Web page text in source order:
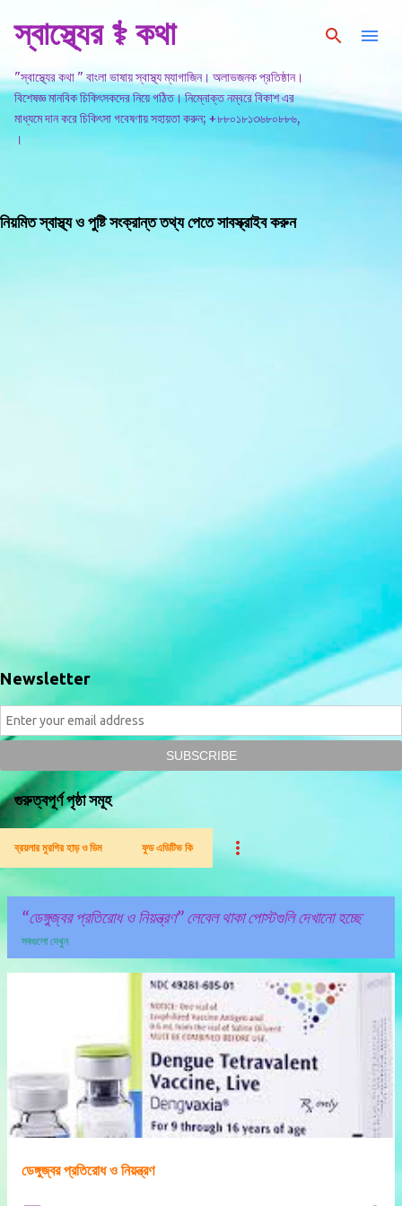
সরাসরি প্রধান সামগ্রীতে চলে যান
স্বাস্থ্যের ⚕️ কথা
"স্বাস্থ্যের কথা " বাংলা ভাষায় স্বাস্থ্য ম্যাগাজিন। অলাভজনক প্রতিষ্ঠান।
বিশেষজ্ঞ মানবিক চিকিৎসকদের নিয়ে গঠিত। নিম্নোক্ত নম্বরে বিকাশ এর
মাধ্যমে দান করে চিকিৎসা গবেষণায় সহায়তা করুন; +৮৮০১৮১৩৬৮০৮৮৬,
।
নিয়মিত স্বাস্থ্য ও পুষ্টি সংক্রান্ত তথ্য পেতে সাবস্ক্রাইব করুন
Newsletter
গুরুত্বপূর্ণ পৃষ্ঠা সমূহ
ব্রয়লার মুরগির হাড় ও ডিম ফুড এডিটিভ কি
ডেঙ্গুজ্বর প্রতিরোধ ও নিয়ন্ত্রণ লেবেল থাকা পোস্টগুলি দেখানো হচ্ছে
সবগুলো দেখুন
লি
ডেঙ্গুজ্বর প্রতিরোধ ও নিয়ন্ত্রণ